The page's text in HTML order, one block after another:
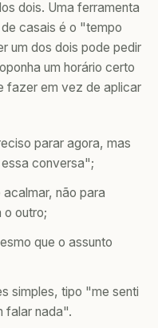
dois. Uma ferramenta
casais é o "tempo
um dos dois pode pedir
um horário certo
fazer em vez de aplicar
parar agora, mas
conversa";
não para
o outro;
que o assunto
simples, tipo "me senti
falar nada".